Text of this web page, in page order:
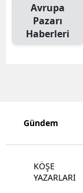
Avrupa
Pazarı
Haberleri
Gündem
KÖŞE
YAZARLARI